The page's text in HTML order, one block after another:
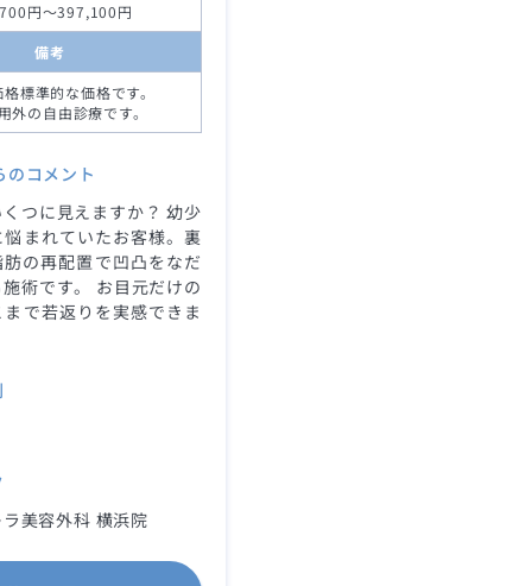
円～397,100円
備考
標準的な価格です。
外の自由診療です。
コメント
つに見えますか？ 幼少
まれていたお客様。裏
の再配置で凹凸をなだ
術です。 お目元だけの
で若返りを実感できま
美容外科 横浜院